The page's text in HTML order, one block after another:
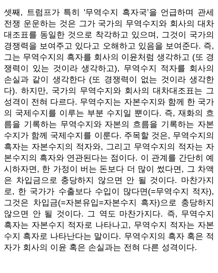
셋째, 트럼프가 특히 '무역수지 흑자국’을 언급하며 관세
전쟁 운운하는 것은 그가 국가의 무역수지와 회사의 대차
대조표를 동일한 것으로 착각하고 있으며, 그것이 국가의
경쟁력을 보여주고 있다고 오해하고 있음을 보여준다. 즉,
그는 무역수지의 흑자를 회사의 이윤처럼 생각하고 (또 경
쟁력이 있는 것이라 생각하고), 무역수지 적자를 회사의
손실과 같이 생각한다 (또 경쟁력이 없는 것이라 생각한
다). 하지만, 국가의 무역수지와 회사의 대차대조표는 그
성격이 전혀 다르다. 무역수지는 자본수지와 함께 한 국가
의 국제수지를 이루는 부분 수지일 뿐이다. 즉, 재화의 흐
름을 기록하는 무역수지와 자본의 흐름을 기록하는 자본
수지가 함께 국제수지를 이룬다. 주목할 것은, 무역수지의
흑자는 자본수지의 적자와, 그리고 무역수지의 적자는 자
본수지의 흑자와 연관된다는 점이다. 이 관계를 간단히 예
시하자면, 한 가정이 버는 돈보다 더 많이 썼다면, 그 차액
은 차입금으로 충당하지 않으면 안 될 것이다. 마찬가지
로, 한 국가가 수출보다 수입이 많다면(=무역수지 적자),
그것은 차입금(=자본유입=자본수지 흑자)으로 충당하지
않으면 안 될 것이다. 그 역도 마찬가지다. 즉, 무역수지
흑자는 자본수지 적자로 나타나고, 무역수지 적자는 자본
수지 흑자로 나타난다는 말이다. 무역수지의 흑자 혹은 적
자가 회사의 이윤 혹은 손실과는 전혀 다른 성격이다.